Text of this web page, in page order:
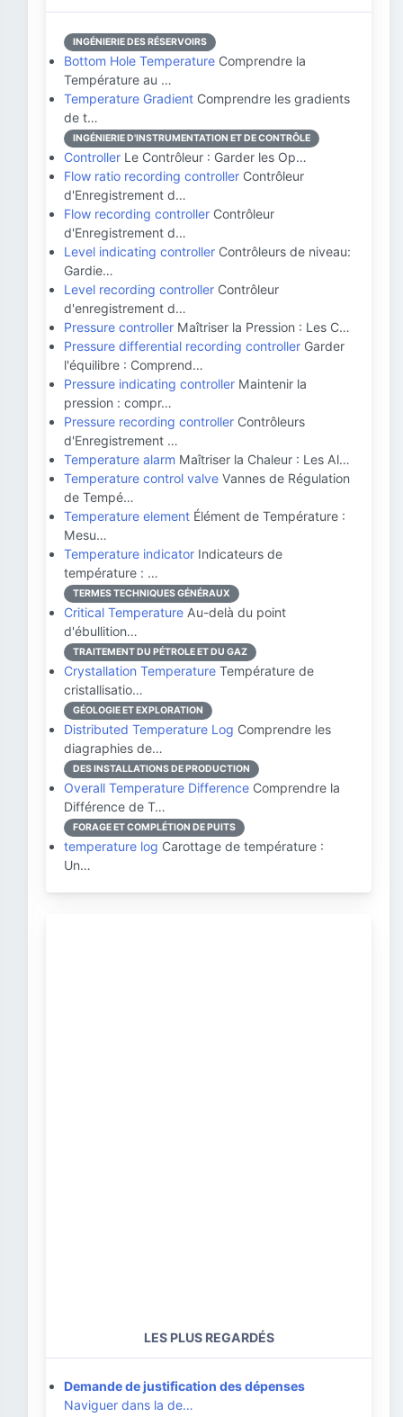
INGÉNIERIE DES RÉSERVOIRS
Bottom Hole Temperature Comprendre la
Température au …
Temperature Gradient Comprendre les gradients
de t…
INGÉNIERIE D'INSTRUMENTATION ET DE CONTRÔLE
Controller Le Contrôleur : Garder les Op…
Flow ratio recording controller Contrôleur
d'Enregistrement d…
Flow recording controller Contrôleur
d'Enregistrement d…
Level indicating controller Contrôleurs de niveau:
Gardie…
Level recording controller Contrôleur
d'enregistrement d…
Pressure controller Maîtriser la Pression : Les C…
Pressure differential recording controller Garder
l'équilibre : Comprend…
Pressure indicating controller Maintenir la
pression : compr…
Pressure recording controller Contrôleurs
d'Enregistrement …
Temperature alarm Maîtriser la Chaleur : Les Al…
Temperature control valve Vannes de Régulation
de Tempé…
Temperature element Élément de Température :
Mesu…
Temperature indicator Indicateurs de
température : …
TERMES TECHNIQUES GÉNÉRAUX
Critical Temperature Au-delà du point
d'ébullition…
TRAITEMENT DU PÉTROLE ET DU GAZ
Crystallation Temperature Température de
cristallisatio…
GÉOLOGIE ET EXPLORATION
Distributed Temperature Log Comprendre les
diagraphies de…
DES INSTALLATIONS DE PRODUCTION
Overall Temperature Difference Comprendre la
Différence de T…
FORAGE ET COMPLÉTION DE PUITS
temperature log Carottage de température :
Un…
LES PLUS REGARDÉS
Demande de justification des dépenses
Naviguer dans la de…